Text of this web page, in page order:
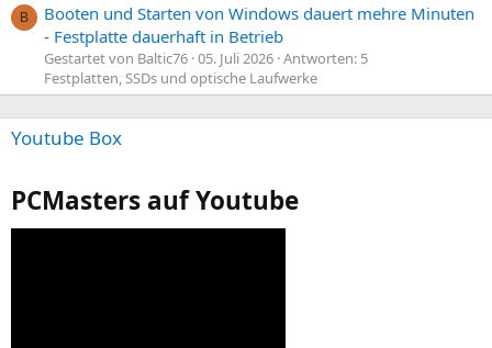
B
Booten und Starten von Windows dauert mehre Minuten
- Festplatte dauerhaft in Betrieb
Gestartet von Baltic76 05. Juli 2026 Antworten: 5
Festplatten, SSDs und optische Laufwerke
Youtube Box
PCMasters auf Youtube